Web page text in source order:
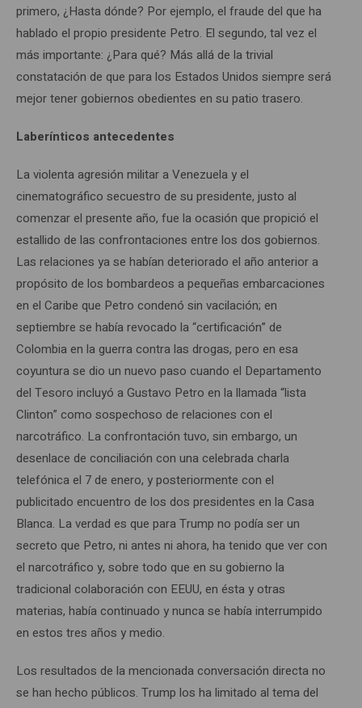
primero, ¿Hasta dónde? Por ejemplo, el fraude del que ha
hablado el propio presidente Petro. El segundo, tal vez el
más importante: ¿Para qué? Más allá de la trivial
constatación de que para los Estados Unidos siempre será
mejor tener gobiernos obedientes en su patio trasero.
Laberínticos antecedentes
La violenta agresión militar a Venezuela y el
cinematográfico secuestro de su presidente, justo al
comenzar el presente año, fue la ocasión que propició el
estallido de las confrontaciones entre los dos gobiernos.
Las relaciones ya se habían deteriorado el año anterior a
propósito de los bombardeos a pequeñas embarcaciones
en el Caribe que Petro condenó sin vacilación; en
septiembre se había revocado la “certificación” de
Colombia en la guerra contra las drogas, pero en esa
coyuntura se dio un nuevo paso cuando el Departamento
del Tesoro incluyó a Gustavo Petro en la llamada “lista
Clinton” como sospechoso de relaciones con el
narcotráfico. La confrontación tuvo, sin embargo, un
desenlace de conciliación con una celebrada charla
telefónica el 7 de enero, y posteriormente con el
publicitado encuentro de los dos presidentes en la Casa
Blanca. La verdad es que para Trump no podía ser un
secreto que Petro, ni antes ni ahora, ha tenido que ver con
el narcotráfico y, sobre todo que en su gobierno la
tradicional colaboración con EEUU, en ésta y otras
materias, había continuado y nunca se había interrumpido
en estos tres años y medio.
Los resultados de la mencionada conversación directa no
se han hecho públicos. Trump los ha limitado al tema del